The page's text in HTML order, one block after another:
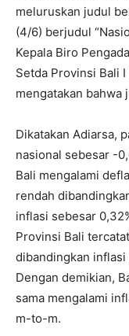
meluruskan judul
(4/6) berjudul
Kepala Biro
Setda Provinsi Bali
mengatakan
Dikatakan Adiarsa,
nasional sebesar -
Bali mengalami
rendah
inflasi sebesar
Provinsi Bali
dibandingkan
Dengan demikian,
sama mengalami
m-to-m.